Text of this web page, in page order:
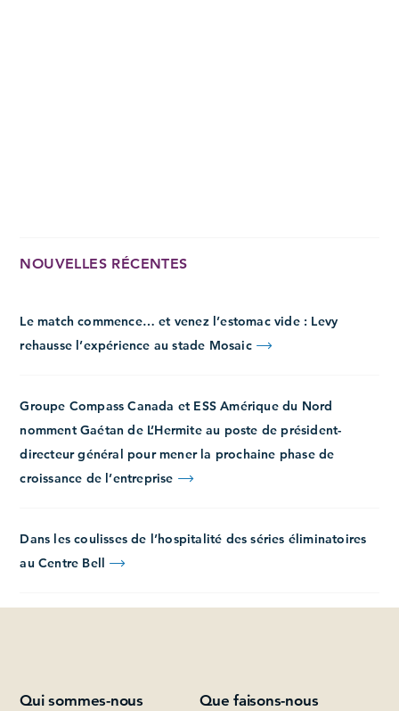
NOUVELLES RÉCENTES
Le match commence… et venez l’estomac vide : Levy
rehausse l’expérience au stade Mosaic
Groupe Compass Canada et ESS Amérique du Nord
nomment Gaétan de L’Hermite au poste de président-
directeur général pour mener la prochaine phase de
croissance de l’entreprise
Dans les coulisses de l’hospitalité des séries éliminatoires
au Centre Bell
Qui sommes-nous Que faisons-nous